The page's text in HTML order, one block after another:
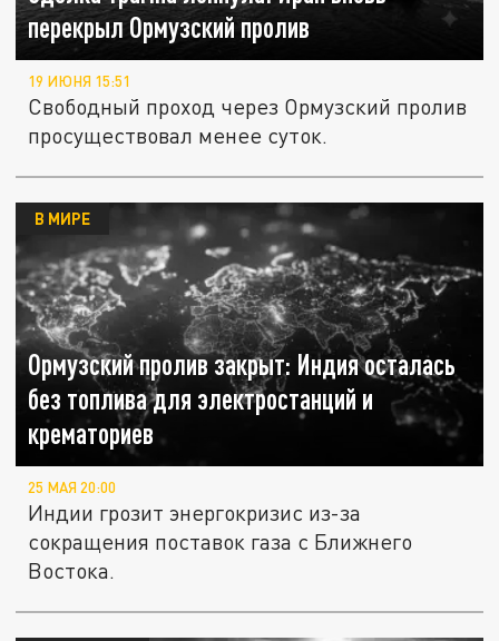
перекрыл Ормузский пролив
19 ИЮНЯ 15:51
Свободный проход через Ормузский пролив
просуществовал менее суток.
Ормузский пролив закрыт: Индия осталась
без топлива для электростанций и
крематориев
В МИРЕ
25 МАЯ 20:00
Индии грозит энергокризис из-за
сокращения поставок газа с Ближнего
Востока.